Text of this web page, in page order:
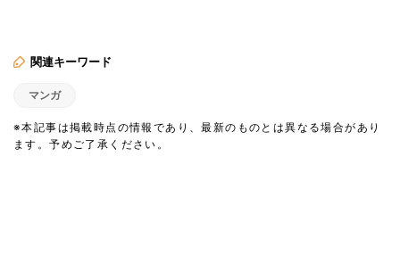
関連キーワード
マンガ
※本記事は掲載時点の情報であり、最新のものとは異なる場合があり
ます。予めご了承ください。